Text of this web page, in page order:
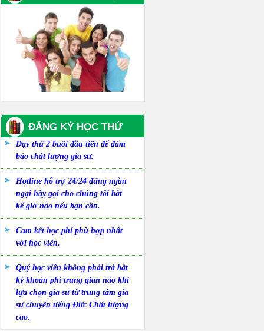
ĐĂNG KÝ HỌC THỬ
Dạy thử 2 buổi đầu tiên để đảm
bảo chất lượng gia sư.
Hotline hỗ trợ 24/24 đừng ngần
ngại hãy gọi cho chúng tôi bất
kể giờ nào nếu bạn cần.
Cam kết học phí phù hợp nhất
với học viên.
Quý học viên không phải trả bất
kỳ khoản phí trung gian nào khi
lựa chọn gia sư từ trung tâm gia
sư chuyên tiếng Đức Chất lượng
cao.